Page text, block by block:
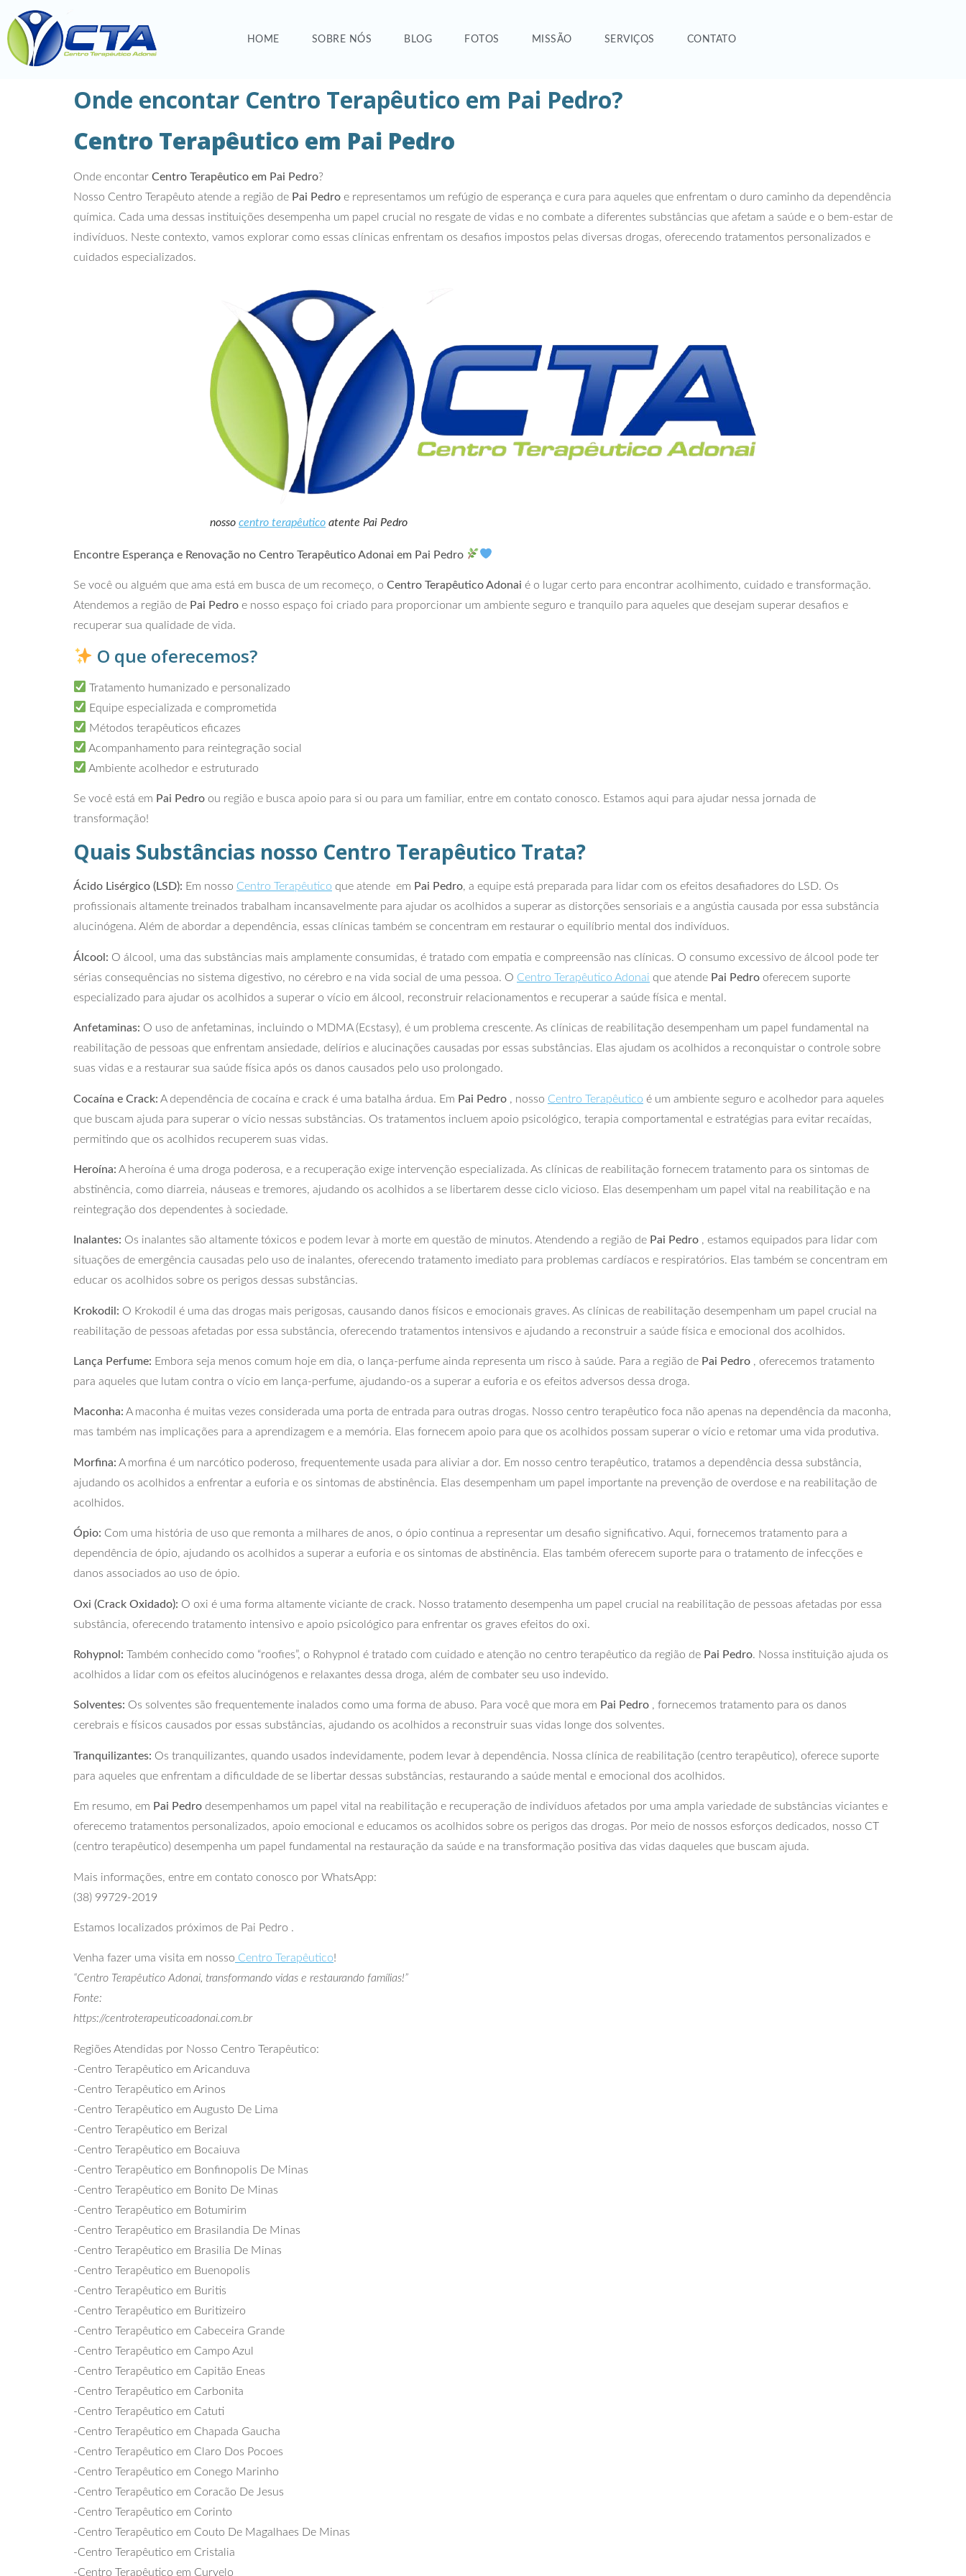
HOME SOBRE NÓS BLOG FOTOS MISSÃO SERVIÇOS CONTATO
Onde encontar Centro Terapêutico em Pai Pedro?
Centro Terapêutico em Pai Pedro
Onde encontar Centro Terapêutico em Pai Pedro?
Nosso Centro Terapêuto atende a região de Pai Pedro e representamos um refúgio de esperança e cura para aqueles que enfrentam o duro caminho da dependência
química. Cada uma dessas instituições desempenha um papel crucial no resgate de vidas e no combate a diferentes substâncias que afetam a saúde e o bem-estar de
indivíduos. Neste contexto, vamos explorar como essas clínicas enfrentam os desafios impostos pelas diversas drogas, oferecendo tratamentos personalizados e
cuidados especializados.
nosso centro terapêutico atente Pai Pedro
Encontre Esperança e Renovação no Centro Terapêutico Adonai em Pai Pedro
Se você ou alguém que ama está em busca de um recomeço, o Centro Terapêutico Adonai é o lugar certo para encontrar acolhimento, cuidado e transformação.
Atendemos a região de Pai Pedro e nosso espaço foi criado para proporcionar um ambiente seguro e tranquilo para aqueles que desejam superar desafios e
recuperar sua qualidade de vida.
O que oferecemos?
Tratamento humanizado e personalizado
Equipe especializada e comprometida
Métodos terapêuticos eficazes
Acompanhamento para reintegração social
Ambiente acolhedor e estruturado
Se você está em Pai Pedro ou região e busca apoio para si ou para um familiar, entre em contato conosco. Estamos aqui para ajudar nessa jornada de
transformação!
Quais Substâncias nosso Centro Terapêutico Trata?
Ácido Lisérgico (LSD): Em nosso Centro Terapêutico que atende em Pai Pedro, a equipe está preparada para lidar com os efeitos desafiadores do LSD. Os
profissionais altamente treinados trabalham incansavelmente para ajudar os acolhidos a superar as distorções sensoriais e a angústia causada por essa substância
alucinógena. Além de abordar a dependência, essas clínicas também se concentram em restaurar o equilíbrio mental dos indivíduos.
Álcool: O álcool, uma das substâncias mais amplamente consumidas, é tratado com empatia e compreensão nas clínicas. O consumo excessivo de álcool pode ter
sérias consequências no sistema digestivo, no cérebro e na vida social de uma pessoa. O Centro Terapêutico Adonai que atende Pai Pedro oferecem suporte
especializado para ajudar os acolhidos a superar o vício em álcool, reconstruir relacionamentos e recuperar a saúde física e mental.
Anfetaminas: O uso de anfetaminas, incluindo o MDMA (Ecstasy), é um problema crescente. As clínicas de reabilitação desempenham um papel fundamental na
reabilitação de pessoas que enfrentam ansiedade, delírios e alucinações causadas por essas substâncias. Elas ajudam os acolhidos a reconquistar o controle sobre
suas vidas e a restaurar sua saúde física após os danos causados pelo uso prolongado.
Cocaína e Crack: A dependência de cocaína e crack é uma batalha árdua. Em Pai Pedro , nosso Centro Terapêutico é um ambiente seguro e acolhedor para aqueles
que buscam ajuda para superar o vício nessas substâncias. Os tratamentos incluem apoio psicológico, terapia comportamental e estratégias para evitar recaídas,
permitindo que os acolhidos recuperem suas vidas.
Heroína: A heroína é uma droga poderosa, e a recuperação exige intervenção especializada. As clínicas de reabilitação fornecem tratamento para os sintomas de
abstinência, como diarreia, náuseas e tremores, ajudando os acolhidos a se libertarem desse ciclo vicioso. Elas desempenham um papel vital na reabilitação e na
reintegração dos dependentes à sociedade.
Inalantes: Os inalantes são altamente tóxicos e podem levar à morte em questão de minutos. Atendendo a região de Pai Pedro , estamos equipados para lidar com
situações de emergência causadas pelo uso de inalantes, oferecendo tratamento imediato para problemas cardíacos e respiratórios. Elas também se concentram em
educar os acolhidos sobre os perigos dessas substâncias.
Krokodil: O Krokodil é uma das drogas mais perigosas, causando danos físicos e emocionais graves. As clínicas de reabilitação desempenham um papel crucial na
reabilitação de pessoas afetadas por essa substância, oferecendo tratamentos intensivos e ajudando a reconstruir a saúde física e emocional dos acolhidos.
Lança Perfume: Embora seja menos comum hoje em dia, o lança-perfume ainda representa um risco à saúde. Para a região de Pai Pedro , oferecemos tratamento
para aqueles que lutam contra o vício em lança-perfume, ajudando-os a superar a euforia e os efeitos adversos dessa droga.
Maconha: A maconha é muitas vezes considerada uma porta de entrada para outras drogas. Nosso centro terapêutico foca não apenas na dependência da maconha,
mas também nas implicações para a aprendizagem e a memória. Elas fornecem apoio para que os acolhidos possam superar o vício e retomar uma vida produtiva.
Morfina: A morfina é um narcótico poderoso, frequentemente usada para aliviar a dor. Em nosso centro terapêutico, tratamos a dependência dessa substância,
ajudando os acolhidos a enfrentar a euforia e os sintomas de abstinência. Elas desempenham um papel importante na prevenção de overdose e na reabilitação de
acolhidos.
Ópio: Com uma história de uso que remonta a milhares de anos, o ópio continua a representar um desafio significativo. Aqui, fornecemos tratamento para a
dependência de ópio, ajudando os acolhidos a superar a euforia e os sintomas de abstinência. Elas também oferecem suporte para o tratamento de infecções e
danos associados ao uso de ópio.
Oxi (Crack Oxidado): O oxi é uma forma altamente viciante de crack. Nosso tratamento desempenha um papel crucial na reabilitação de pessoas afetadas por essa
substância, oferecendo tratamento intensivo e apoio psicológico para enfrentar os graves efeitos do oxi.
Rohypnol: Também conhecido como “roofies”, o Rohypnol é tratado com cuidado e atenção no centro terapêutico da região de Pai Pedro. Nossa instituição ajuda os
acolhidos a lidar com os efeitos alucinógenos e relaxantes dessa droga, além de combater seu uso indevido.
Solventes: Os solventes são frequentemente inalados como uma forma de abuso. Para você que mora em Pai Pedro , fornecemos tratamento para os danos
cerebrais e físicos causados por essas substâncias, ajudando os acolhidos a reconstruir suas vidas longe dos solventes.
Tranquilizantes: Os tranquilizantes, quando usados indevidamente, podem levar à dependência. Nossa clínica de reabilitação (centro terapêutico), oferece suporte
para aqueles que enfrentam a dificuldade de se libertar dessas substâncias, restaurando a saúde mental e emocional dos acolhidos.
Em resumo, em Pai Pedro desempenhamos um papel vital na reabilitação e recuperação de indivíduos afetados por uma ampla variedade de substâncias viciantes e
oferecemo tratamentos personalizados, apoio emocional e educamos os acolhidos sobre os perigos das drogas. Por meio de nossos esforços dedicados, nosso CT
(centro terapêutico) desempenha um papel fundamental na restauração da saúde e na transformação positiva das vidas daqueles que buscam ajuda.
Mais informações, entre em contato conosco por WhatsApp:
(38) 99729-2019
Estamos localizados próximos de Pai Pedro .
Venha fazer uma visita em nosso Centro Terapêutico!
“Centro Terapêutico Adonai, transformando vidas e restaurando famílias!”
Fonte:
https://centroterapeuticoadonai.com.br
Regiões Atendidas por Nosso Centro Terapêutico:
-Centro Terapêutico em Aricanduva
-Centro Terapêutico em Arinos
-Centro Terapêutico em Augusto De Lima
-Centro Terapêutico em Berizal
-Centro Terapêutico em Bocaiuva
-Centro Terapêutico em Bonfinopolis De Minas
-Centro Terapêutico em Bonito De Minas
-Centro Terapêutico em Botumirim
-Centro Terapêutico em Brasilandia De Minas
-Centro Terapêutico em Brasilia De Minas
-Centro Terapêutico em Buenopolis
-Centro Terapêutico em Buritis
-Centro Terapêutico em Buritizeiro
-Centro Terapêutico em Cabeceira Grande
-Centro Terapêutico em Campo Azul
-Centro Terapêutico em Capitão Eneas
-Centro Terapêutico em Carbonita
-Centro Terapêutico em Catuti
-Centro Terapêutico em Chapada Gaucha
-Centro Terapêutico em Claro Dos Pocoes
-Centro Terapêutico em Conego Marinho
-Centro Terapêutico em Coracão De Jesus
-Centro Terapêutico em Corinto
-Centro Terapêutico em Couto De Magalhaes De Minas
-Centro Terapêutico em Cristalia
-Centro Terapêutico em Curvelo